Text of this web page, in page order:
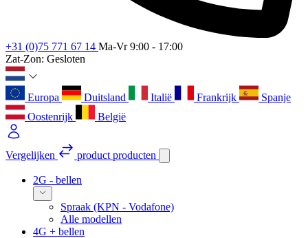
+31 (0)75 771 67 14 Ma-Vr 9:00 - 17:00
Zat-Zon: Gesloten
Europa Duitsland Italië Frankrijk
Spanje
Oostenrijk
België
Vergelijken product producten
2G - bellen
Spraak (KPN - Vodafone)
Alle modellen
4G + bellen